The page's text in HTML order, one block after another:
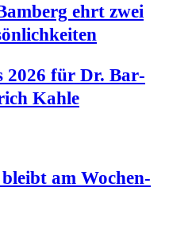
ehrt zwei
2026 für Dr. Bar­
Kahle
am Wochen­